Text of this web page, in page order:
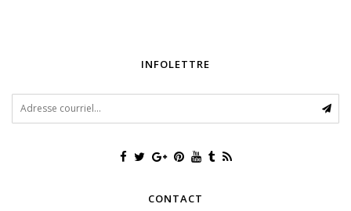
INFOLETTRE
CONTACT